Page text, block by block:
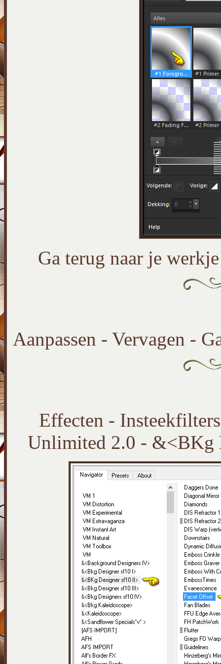
Ga terug naar je
Aanpassen - Vervagen -
Effecten -
Unlimited 2.0 - &<BKg